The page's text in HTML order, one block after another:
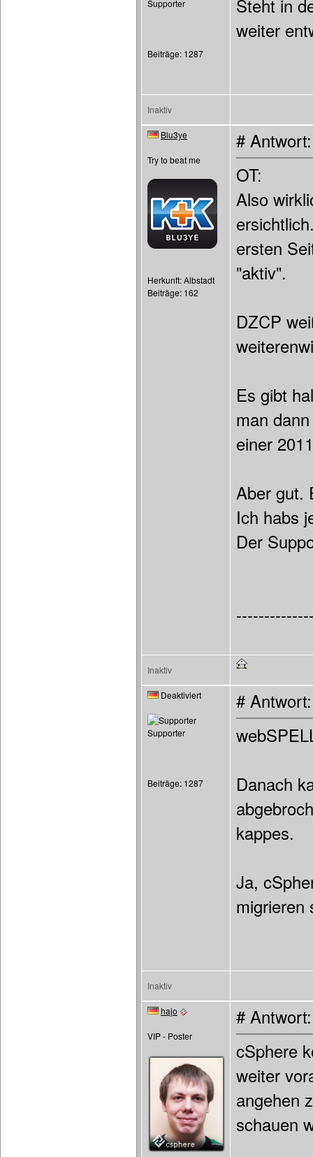
Supporter
Beiträge: 1287
Steht in
weiter
Inaktiv
Blu3ye
Try to beat me
Herkunft: Albstadt
Beiträge: 162
#
OT:
Also
ersten
"aktiv".
DZCP
Es gibt
man
einer
Aber gut.
Ich habs
Der
Inaktiv
Deaktiviert
Supporter
Beiträge: 1287
#
Danach
kappes.
Ja,
migrieren
Inaktiv
hajo
VIP - Poster
#
cSphere
weiter
angehen
schauen